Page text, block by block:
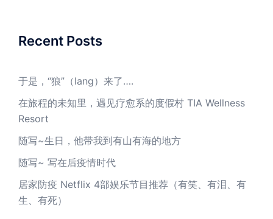
Recent Posts
于是，“狼”（lang）来了….
在旅程的未知里，遇见疗愈系的度假村 TIA Wellness
Resort
随写~生日，他带我到有山有海的地方
随写~ 写在后疫情时代
居家防疫 Netflix 4部娱乐节目推荐（有笑、有泪、有
生、有死）